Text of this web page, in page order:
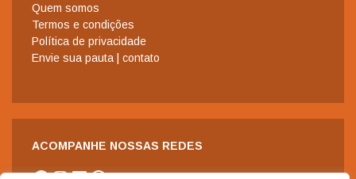
Quem somos
Termos e condições
Política de privacidade
Envie sua pauta | contato
ACOMPANHE NOSSAS REDES